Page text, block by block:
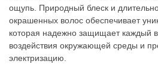
ощупь. Природный блеск и
окрашенных волос обеспечивает
которая надежно защищает каждый
воздействия окружающей среды и
электризацию.